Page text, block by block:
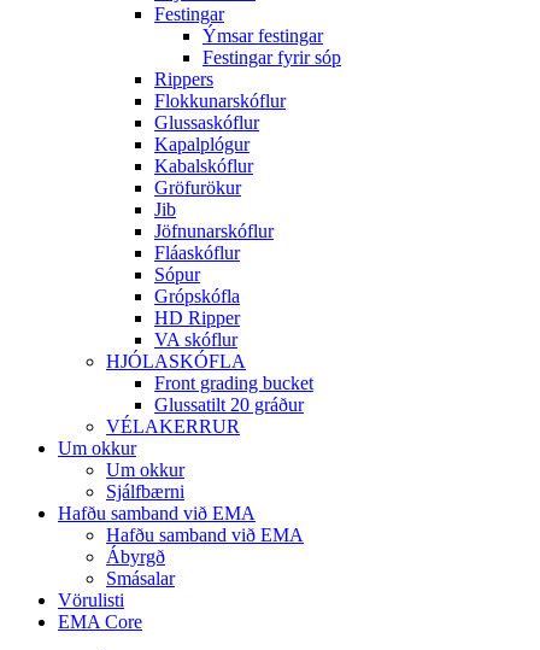
Festingar
Ýmsar festingar
Festingar fyrir sóp
Rippers
Flokkunarskóflur
Glussaskóflur
Kapalplógur
Kabalskóflur
Gröfurökur
Jib
Jöfnunarskóflur
Fláaskóflur
Sópur
Grópskófla
HD Ripper
VA skóflur
HJÓLASKÓFLA
Front grading bucket
Glussatilt 20 gráður
VÉLAKERRUR
Um okkur
Um okkur
Sjálfbærni
Hafðu samband við EMA
Hafðu samband við EMA
Ábyrgð
Smásalar
Vörulisti
EMA Core